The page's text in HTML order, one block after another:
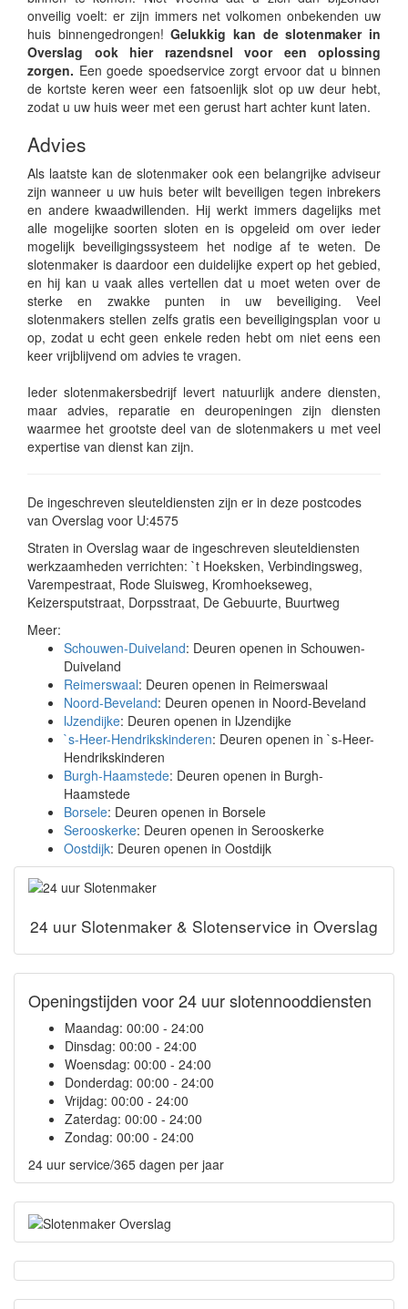
onveilig voelt: er zijn immers net volkomen onbekenden uw
huis binnengedrongen! Gelukkig kan de slotenmaker in
Overslag ook hier razendsnel voor een oplossing
zorgen. Een goede spoedservice zorgt ervoor dat u binnen
de kortste keren weer een fatsoenlijk slot op uw deur hebt,
zodat u uw huis weer met een gerust hart achter kunt laten.
Advies
Als laatste kan de slotenmaker ook een belangrijke adviseur
zijn wanneer u uw huis beter wilt beveiligen tegen inbrekers
en andere kwaadwillenden. Hij werkt immers dagelijks met
alle mogelijke soorten sloten en is opgeleid om over ieder
mogelijk beveiligingssysteem het nodige af te weten. De
slotenmaker is daardoor een duidelijke expert op het gebied,
en hij kan u vaak alles vertellen dat u moet weten over de
sterke en zwakke punten in uw beveiliging. Veel
slotenmakers stellen zelfs gratis een beveiligingsplan voor u
op, zodat u echt geen enkele reden hebt om niet eens een
keer vrijblijvend om advies te vragen.
Ieder slotenmakersbedrijf levert natuurlijk andere diensten,
maar advies, reparatie en deuropeningen zijn diensten
waarmee het grootste deel van de slotenmakers u met veel
expertise van dienst kan zijn.
De ingeschreven sleuteldiensten zijn er in deze postcodes
van Overslag voor U:4575
Straten in Overslag waar de ingeschreven sleuteldiensten
werkzaamheden verrichten: `t Hoeksken, Verbindingsweg,
Varempestraat, Rode Sluisweg, Kromhoekseweg,
Keizersputstraat, Dorpsstraat, De Gebuurte, Buurtweg
Meer:
Schouwen-Duiveland: Deuren openen in Schouwen-
Duiveland
Reimerswaal: Deuren openen in Reimerswaal
Noord-Beveland: Deuren openen in Noord-Beveland
IJzendijke: Deuren openen in IJzendijke
`s-Heer-Hendrikskinderen: Deuren openen in `s-Heer-
Hendrikskinderen
Burgh-Haamstede: Deuren openen in Burgh-
Haamstede
Borsele: Deuren openen in Borsele
Serooskerke: Deuren openen in Serooskerke
Oostdijk: Deuren openen in Oostdijk
24 uur Slotenmaker & Slotenservice in Overslag
Openingstijden voor 24 uur slotennooddiensten
Maandag: 00:00 - 24:00
Dinsdag: 00:00 - 24:00
Woensdag: 00:00 - 24:00
Donderdag: 00:00 - 24:00
Vrijdag: 00:00 - 24:00
Zaterdag: 00:00 - 24:00
Zondag: 00:00 - 24:00
24 uur service/365 dagen per jaar